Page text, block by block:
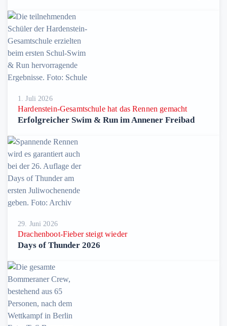
1. Juli 2026
Hardenstein-Gesamtschule hat das Rennen gemacht
Erfolgreicher Swim & Run im Annener Freibad
29. Juni 2026
Drachenboot-Fieber steigt wieder
Days of Thunder 2026